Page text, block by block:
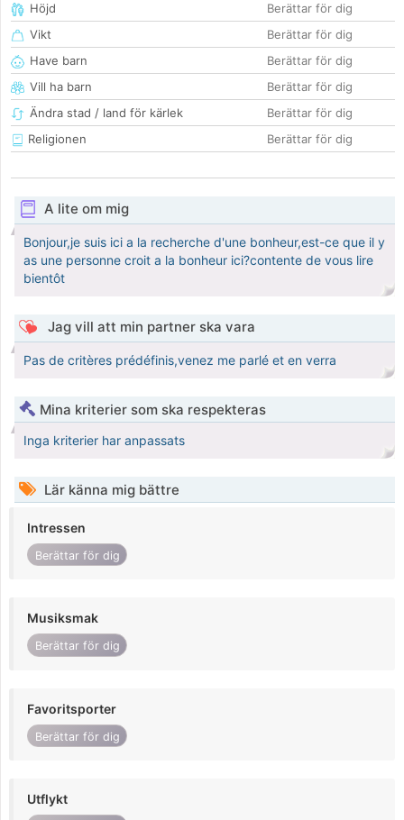
Höjd
Berättar för dig
Vikt
Berättar för dig
Have barn
Berättar för dig
Vill ha barn
Berättar för dig
Ändra stad / land för kärlek
Berättar för dig
Religionen
Berättar för dig
A lite om mig
Bonjour,je suis ici a la recherche d'une bonheur,est-ce que il y
as une personne croit a la bonheur ici?contente de vous lire
bientôt
Jag vill att min partner ska vara
Pas de critères prédéfinis,venez me parlé et en verra
Mina kriterier som ska respekteras
Inga kriterier har anpassats
Lär känna mig bättre
Intressen
Berättar för dig
Musiksmak
Berättar för dig
Favoritsporter
Berättar för dig
Utflykt